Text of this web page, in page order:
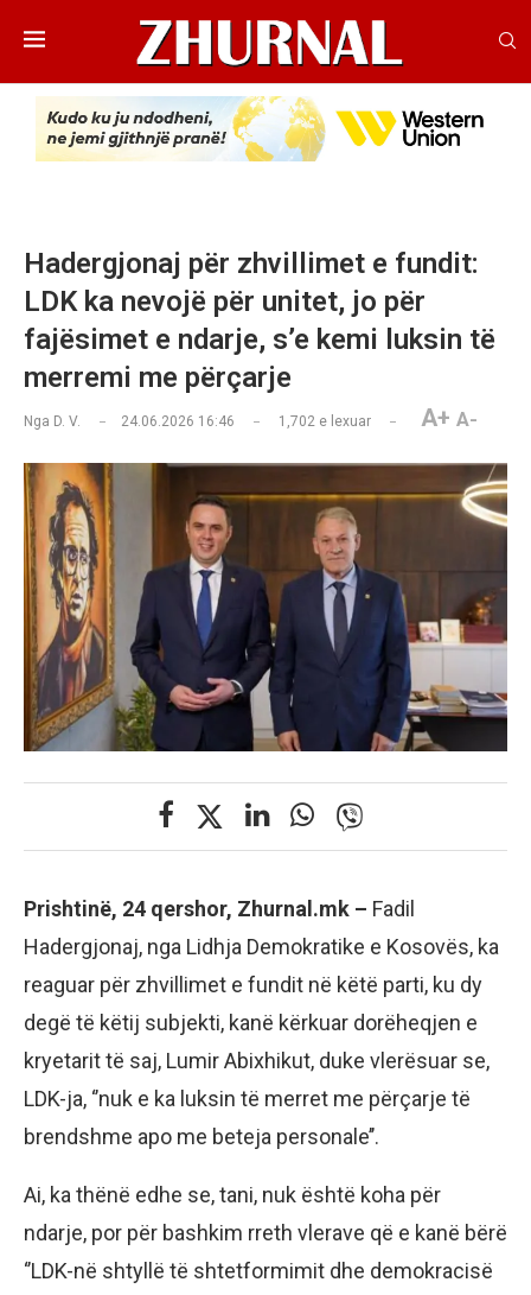
Hadergjonaj për zhvillimet e fundit:
LDK ka nevojë për unitet, jo për
fajësimet e ndarje, s’e kemi luksin të
merremi me përçarje
Nga D. V. 24.06.2026 16:46 1,702 e lexuar A+ A-
Prishtinë, 24 qershor, Zhurnal.mk – Fadil
Hadergjonaj, nga Lidhja Demokratike e Kosovës, ka
reaguar për zhvillimet e fundit në këtë parti, ku dy
degë të këtij subjekti, kanë kërkuar dorëheqjen e
kryetarit të saj, Lumir Abixhikut, duke vlerësuar se,
LDK-ja, ‘’nuk e ka luksin të merret me përçarje të
brendshme apo me beteja personale’’.
Ai, ka thënë edhe se, tani, nuk është koha për
ndarje, por për bashkim rreth vlerave që e kanë bërë
‘’LDK-në shtyllë të shtetformimit dhe demokracisë